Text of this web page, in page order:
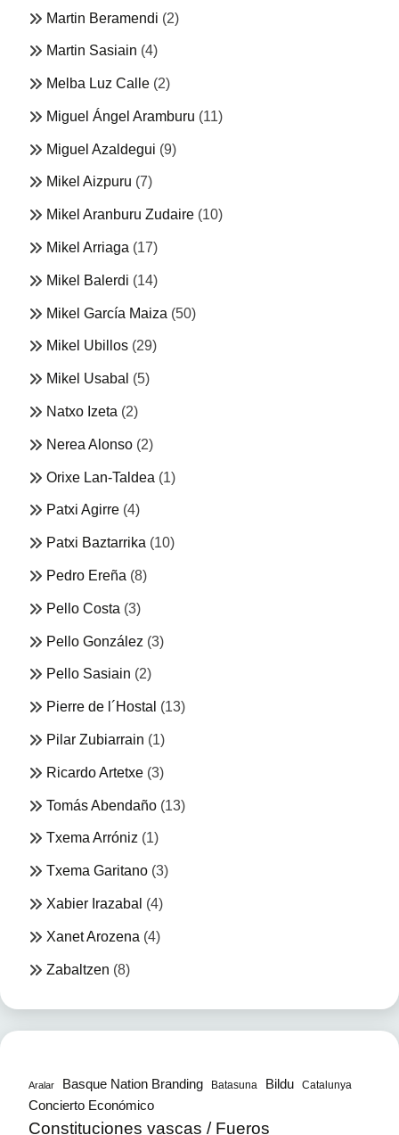
Martin Beramendi (2)
Martin Sasiain (4)
Melba Luz Calle (2)
Miguel Ángel Aramburu (11)
Miguel Azaldegui (9)
Mikel Aizpuru (7)
Mikel Aranburu Zudaire (10)
Mikel Arriaga (17)
Mikel Balerdi (14)
Mikel García Maiza (50)
Mikel Ubillos (29)
Mikel Usabal (5)
Natxo Izeta (2)
Nerea Alonso (2)
Orixe Lan-Taldea (1)
Patxi Agirre (4)
Patxi Baztarrika (10)
Pedro Ereña (8)
Pello Costa (3)
Pello González (3)
Pello Sasiain (2)
Pierre de l´Hostal (13)
Pilar Zubiarrain (1)
Ricardo Artetxe (3)
Tomás Abendaño (13)
Txema Arróniz (1)
Txema Garitano (3)
Xabier Irazabal (4)
Xanet Arozena (4)
Zabaltzen (8)
Aralar Basque Nation Branding Batasuna Bildu Catalunya
Concierto Económico
Constituciones vascas / Fueros